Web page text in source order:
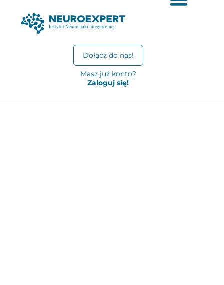
Dołącz do nas!
Masz już konto?
Zaloguj się!